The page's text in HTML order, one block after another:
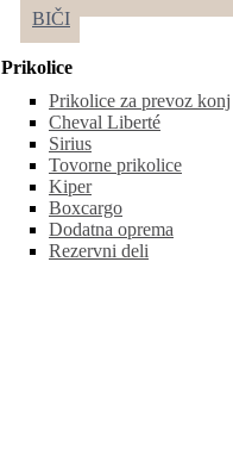
BIČI
Prikolice
Prikolice za prevoz konj
Cheval Liberté
Sirius
Tovorne prikolice
Kiper
Boxcargo
Dodatna oprema
Rezervni deli